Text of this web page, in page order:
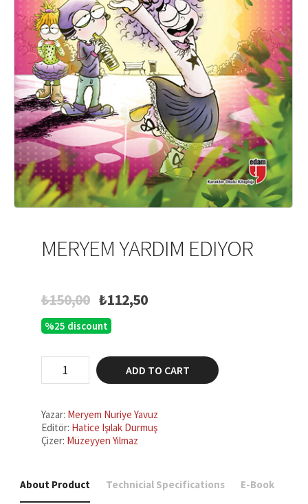
MERYEM YARDIM EDIYOR
₺150,00 Original
was:
₺112,50Current
%25 discount
Yardım
Ediyor
ADD TO CART
Yazar: Meryem Nuriye Yavuz
Editör: Hatice Işılak Durmuş
Çizer: Müzeyyen Yılmaz
About Product Technicial Specifications E-Book